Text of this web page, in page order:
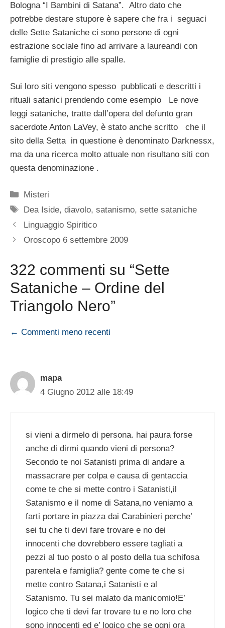
Bologna “I Bambini di Satana”. Altro dato che
potrebbe destare stupore è sapere che fra i seguaci
delle Sette Sataniche ci sono persone di ogni
estrazione sociale fino ad arrivare a laureandi con
famiglie di prestigio alle spalle.
Sui loro siti vengono spesso pubblicati e descritti i
rituali satanici prendendo come esempio Le nove
leggi sataniche, tratte dall’opera del defunto gran
sacerdote Anton LaVey, è stato anche scritto che il
sito della Setta in questione è denominato Darknessx,
ma da una ricerca molto attuale non risultano siti con
questa denominazione .
Categorie
Misteri
Tag
Dea Iside,diavolo,satanismo,sette sataniche
Linguaggio Spiritico
Oroscopo 6 settembre 2009
322 commenti su “Sette
Sataniche – Ordine del
Triangolo Nero”
Navigazione
← Commenti meno recenti
mapa
4 Giugno 2012 alle 18:49
si vieni a dirmelo di persona. hai paura forse
anche di dirmi quando vieni di persona?
Secondo te noi Satanisti prima di andare a
massacrare per colpa e causa di gentaccia
come te che si mette contro i Satanisti,il
Satanismo e il nome di Satana,no veniamo a
farti portare in piazza dai Carabinieri perche’
sei tu che ti devi fare trovare e no dei
innocenti che dovrebbero essere tagliati a
pezzi al tuo posto o al posto della tua schifosa
parentela e famiglia? gente come te che si
mette contro Satana,i Satanisti e al
Satanismo. Tu sei malato da manicomio!E’
logico che ti devi far trovare tu e no loro che
sono innocenti ed e’ logico che se ogni ora